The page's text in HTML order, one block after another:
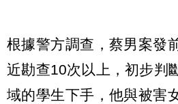
根據警方調查，蔡男案發
近勘查10次以上，初步判
域的學生下手，他與被害